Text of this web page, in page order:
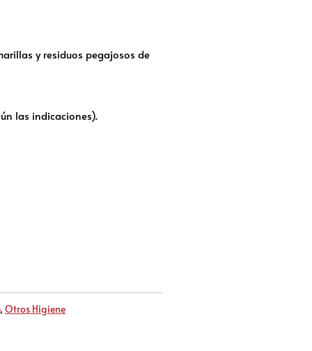
y residuos pegajosos de
las indicaciones).
, Otros Higiene